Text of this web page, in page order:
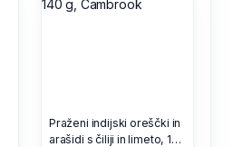
Praženi indijski oreščki in
arašidi s čiliji in limeto, 140